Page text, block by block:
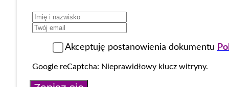
Akceptuję postanowienia dokumentu
Google reCaptcha: Nieprawidłowy klucz witryny.